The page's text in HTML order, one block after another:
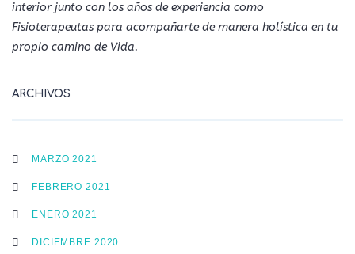
interior junto con los años de experiencia como
Fisioterapeutas para acompañarte de manera holística en tu
propio camino de Vida.
ARCHIVOS
MARZO 2021
FEBRERO 2021
ENERO 2021
DICIEMBRE 2020